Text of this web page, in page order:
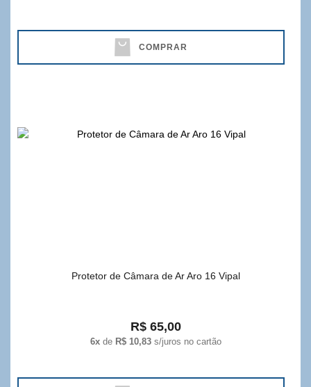
COMPRAR
Protetor de Câmara de Ar Aro 16 Vipal
R$ 65,00
6xde R$ 10,83s/juros no cartão